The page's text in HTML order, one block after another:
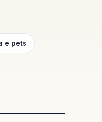
e pets